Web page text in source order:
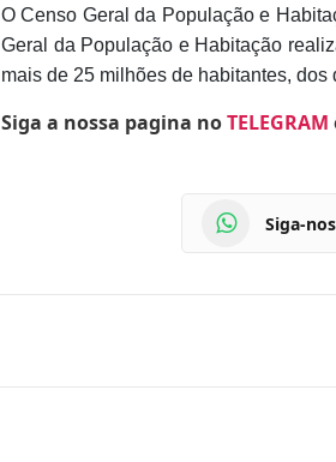
O Censo Geral da População e
Geral da População e Habitação
mais de 25 milhões de habitantes,
Siga a nossa pagina noTELEGRAM
Siga-